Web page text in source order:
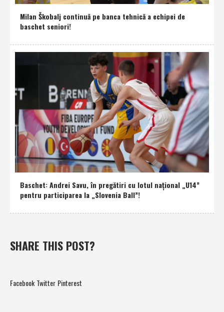
Milan Škobalj continuă pe banca tehnică a echipei de
baschet seniori!
Baschet: Andrei Savu, în pregătiri cu lotul naţional „U14”
pentru participarea la „Slovenia Ball”!
SHARE THIS POST?
Facebook Twitter Pinterest